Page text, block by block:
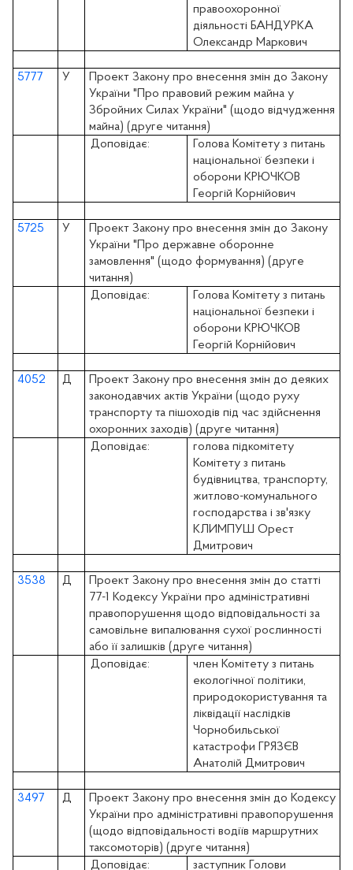
правоохоронної
діяльності БАНДУРКА
Олександр Маркович
5777 У
Проект Закону про внесення змін до Закону
України "Про правовий режим майна у
Збройних Силах України" (щодо відчудження
майна) (друге читання)
Доповідає:
Голова Комітету з питань
національної безпеки і
оборони КРЮЧКОВ
Георгій Корнійович
5725 У
Проект Закону про внесення змін до Закону
України "Про державне оборонне
замовлення" (щодо формування) (друге
читання)
Доповідає:
Голова Комітету з питань
національної безпеки і
оборони КРЮЧКОВ
Георгій Корнійович
4052 Д
Проект Закону про внесення змін до деяких
законодавчих актів України (щодо руху
транспорту та пішоходів під час здійснення
охоронних заходів) (друге читання)
Доповідає:
голова підкомітету
Комітету з питань
будівництва, транспорту,
житлово-комунального
господарства і зв'язку
КЛИМПУШ Орест
Дмитрович
3538 Д
Проект Закону про внесення змін до статті
77-1 Кодексу України про адміністративні
правопорушення щодо відповідальності за
самовільне випалювання сухої рослинності
або її залишків (друге читання)
Доповідає:
член Комітету з питань
екологічної політики,
природокористування та
ліквідації наслідків
Чорнобильської
катастрофи ГРЯЗЄВ
Анатолій Дмитрович
3497 Д
Проект Закону про внесення змін до Кодексу
України про адміністративні правопорушення
(щодо відповідальності водіїв маршрутних
таксомоторів) (друге читання)
Доповідає:
заступник Голови